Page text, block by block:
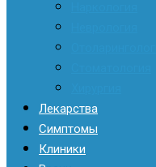
Лекарства
Симптомы
Клиники